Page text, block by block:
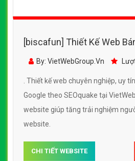
[biscafun] Thiết Kế Web
Miếu đẹp, chuyên nghiệp
By: VietWebGroup.Vn
. Thiết kế web chuyên nghiệp, uy
Google theo SEOquake tại
website giúp tăng trải nghiệm
website.
CHI TIẾT WEBSITE